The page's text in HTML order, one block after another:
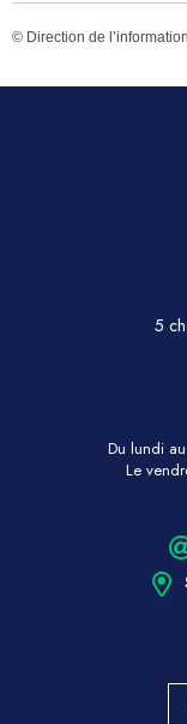
© Direction de
5
Du lundi
Le